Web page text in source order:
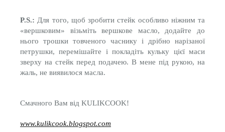
P.S.: Для того, щоб зробити стейк особливо ніжним та
«вершковим» візьміть вершкове масло, додайте до
нього трошки товченого часнику і дрібно нарізаної
петрушки, перемішайте і покладіть кульку цієї маси
зверху на стейк перед подачею. В мене під рукою, на
жаль, не виявилося масла.
Смачного Вам від KULIKCOOK!
www.kulikcook.blogspot.com